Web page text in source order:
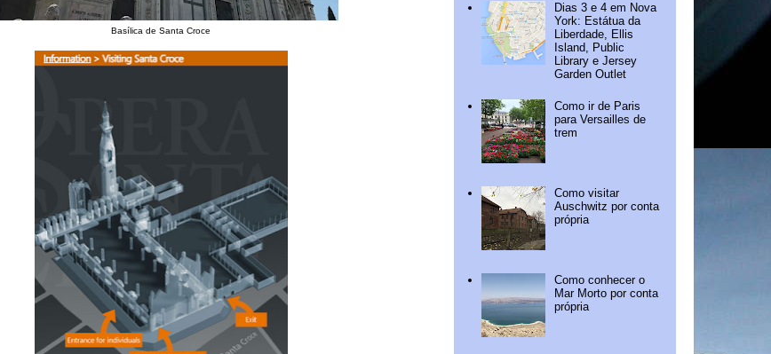
Basílica de Santa Croce
Dias 3 e 4 em Nova
York: Estátua da
Liberdade, Ellis
Island, Public
Library e Jersey
Garden Outlet
Como ir de Paris
para Versailles de
trem
Como visitar
Auschwitz por conta
própria
Como conhecer o
Mar Morto por conta
própria